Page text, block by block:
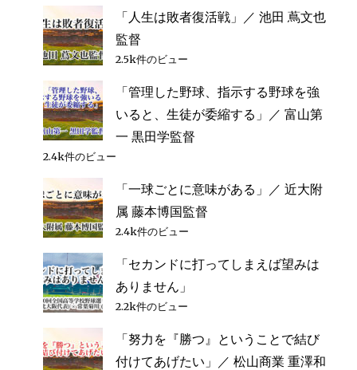
永
田
裕
治
督
へ
「人生は敗者復活戦」／ 池田 蔦文也
監督
2.5k件のビュー
「管理した野球、指示する野球を強
いると、生徒が委縮する」／ 富山第
一 黒田学監督
2.4k件のビュー
「一球ごとに意味がある」／ 近大附
属 藤本博国監督
2.4k件のビュー
「セカンドに打ってしまえば望みは
ありません」
2.2k件のビュー
「努力を『勝つ』ということで結び
付けてあげたい」／ 松山商業 重澤和